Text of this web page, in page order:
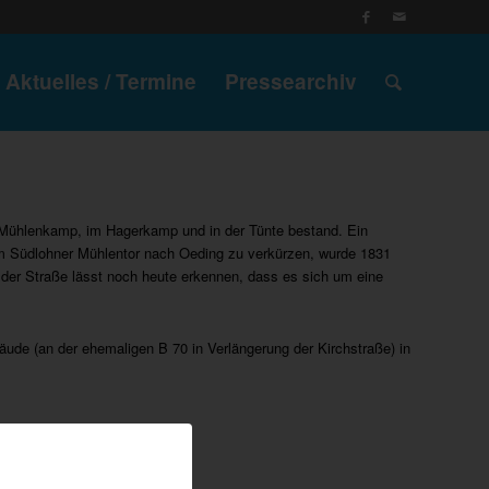
Aktuelles / Termine Pressearchiv
im Hagerkamp und in der Tünte bestand. Ein
Mühlentor nach Oeding zu verkürzen, wurde 1831
Straße lässt noch heute erkennen, dass es sich um eine
(an der ehemaligen B 70 in Verlängerung der Kirchstraße) in